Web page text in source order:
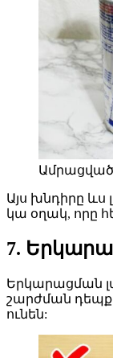
Ամրացված
Այս խնդիրը ևս
կա օղակ, որը
7.
Երկարացման
շարժման
ունեն: